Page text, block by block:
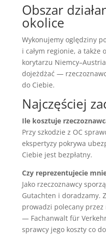
Obszar
okolice
Wykonujemy oględziny
i całym regionie, a także
korytarzu
dojeżdżać —
do Ciebie.
Najczęściej
Ile kosztuje
Przy szkodzie z OC
ekspertyzy pokrywa
Ciebie jest bezpłatny.
Czy reprezentujecie
Jako rzeczoznawcy
Gutachten i doradzamy.
prowadzi polecany
— Fachanwalt für
sprawcy jego koszty co